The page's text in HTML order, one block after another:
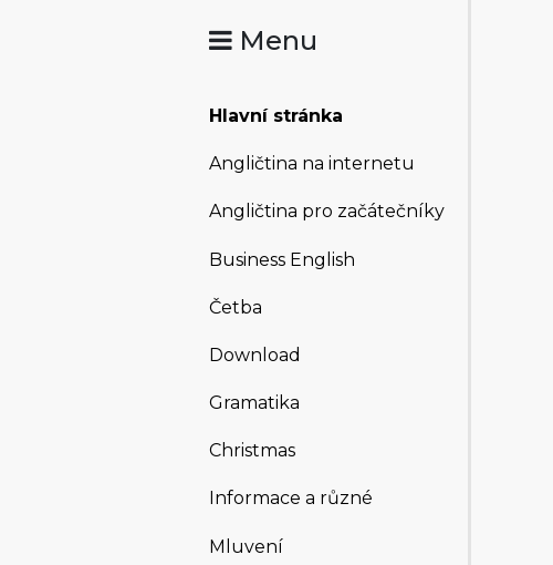
Menu
Hlavní stránka
Angličtina na internetu
Angličtina pro začátečníky
Business English
Četba
Download
Gramatika
Christmas
Informace a různé
Mluvení